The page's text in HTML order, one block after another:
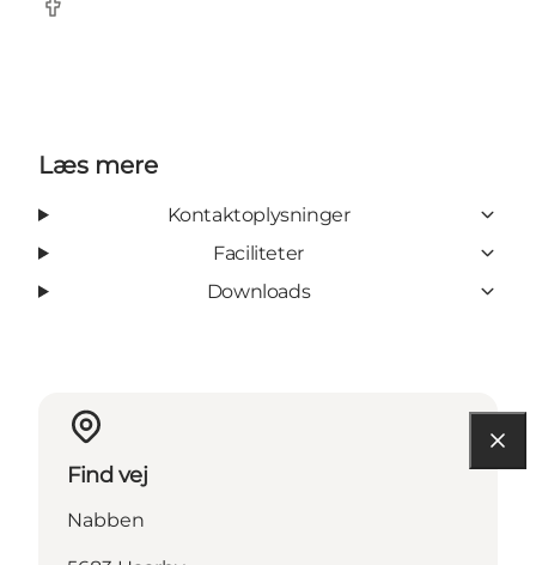
Facebook
Læs mere
Kontaktoplysninger
Faciliteter
Downloads
Find vej
Nabben